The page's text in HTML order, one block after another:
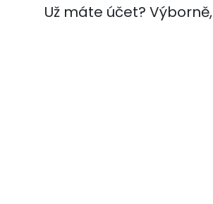
Už máte účet? Výborně,